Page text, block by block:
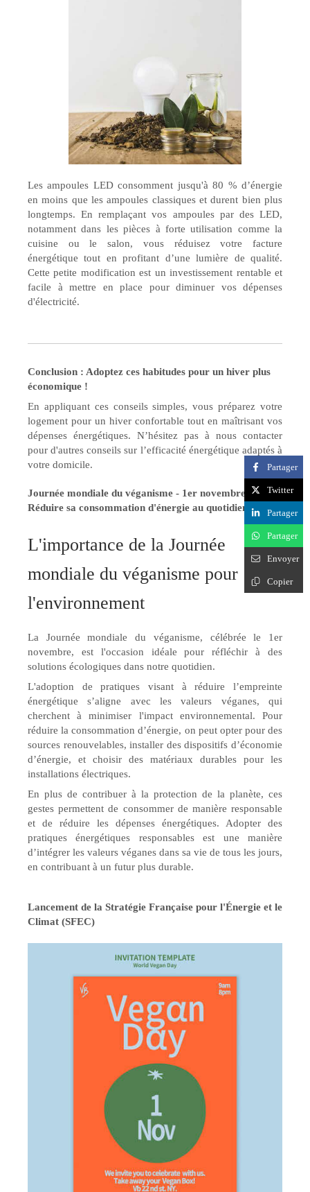
Les ampoules LED consomment jusqu'à 80 % d’énergie
en moins que les ampoules classiques et durent bien plus
longtemps. En remplaçant vos ampoules par des LED,
notamment dans les pièces à forte utilisation comme la
cuisine ou le salon, vous réduisez votre facture
énergétique tout en profitant d’une lumière de qualité.
Cette petite modification est un investissement rentable et
facile à mettre en place pour diminuer vos dépenses
d'électricité.
Conclusion : Adoptez ces habitudes pour un hiver plus
économique !
En appliquant ces conseils simples, vous préparez votre
logement pour un hiver confortable tout en maîtrisant vos
dépenses énergétiques. N’hésitez pas à nous contacter
pour d'autres conseils sur l’efficacité énergétique adaptés à
votre domicile.
Journée mondiale du véganisme - 1er novembre :
Réduire sa consommation d'énergie au quotidien
L'importance de la Journée
mondiale du véganisme pour
l'environnement
La Journée mondiale du véganisme, célébrée le 1er
novembre, est l'occasion idéale pour réfléchir à des
solutions écologiques dans notre quotidien.
L'adoption de pratiques visant à réduire l’empreinte
énergétique s’aligne avec les valeurs véganes, qui
cherchent à minimiser l'impact environnemental. Pour
réduire la consommation d’énergie, on peut opter pour des
sources renouvelables, installer des dispositifs d’économie
d’énergie, et choisir des matériaux durables pour les
installations électriques.
En plus de contribuer à la protection de la planète, ces
gestes permettent de consommer de manière responsable
et de réduire les dépenses énergétiques. Adopter des
pratiques énergétiques responsables est une manière
d’intégrer les valeurs véganes dans sa vie de tous les jours,
en contribuant à un futur plus durable.
Lancement de la Stratégie Française pour l'Énergie et le
Climat (SFEC)
Partager
Twitter
Partager
Partager
Envoyer
Copier